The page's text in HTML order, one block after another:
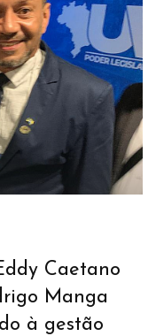
Caetano
Manga
à gestão